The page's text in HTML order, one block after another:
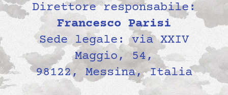
Direttore responsabile:
Francesco Parisi
Sede legale: via XXIV
Maggio, 54,
98122, Messina, Italia